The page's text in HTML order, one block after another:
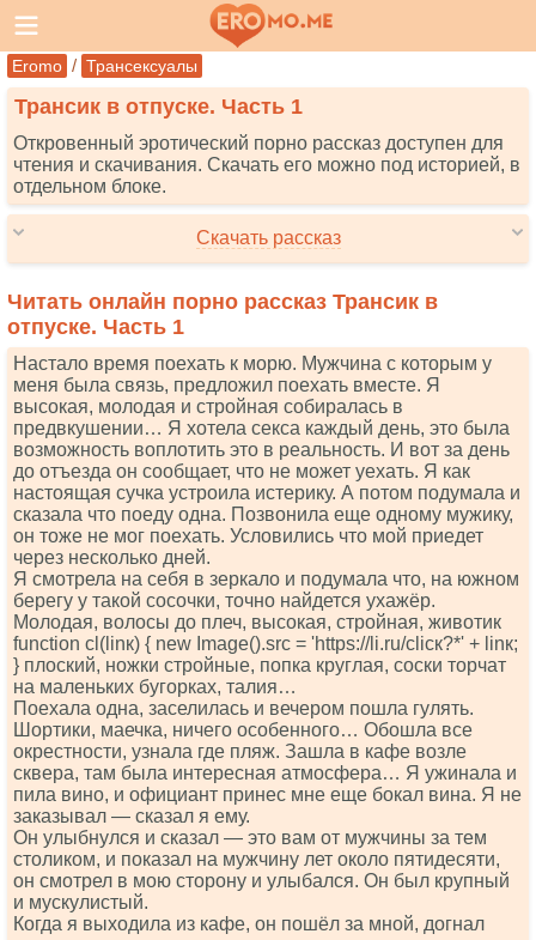
Eromo / Трансексуалы
Трансик в отпуске. Часть 1
Откровенный эротический порно рассказ доступен для
чтения и скачивания. Скачать его можно под историей, в
отдельном блоке.
Скачать рассказ
Читать онлайн порно рассказ Трансик в
отпуске. Часть 1
Настало время поехать к морю. Мужчина с которым у
меня была связь, предложил поехать вместе. Я
высокая, молодая и стройная собиралась в
предвкушении… Я хотела секса каждый день, это была
возможность воплотить это в реальность. И вот за день
до отъезда он сообщает, что не может уехать. Я как
настоящая сучка устроила истерику. А потом подумала и
сказала что поеду одна. Позвонила еще одному мужику,
он тоже не мог поехать. Условились что мой приедет
через несколько дней.
Я смотрела на себя в зеркало и подумала что, на южном
берегу у такой сосочки, точно найдется ухажёр.
Молодая, волосы до плеч, высокая, стройная, животик
funсtiоn сl(linк) { nеw Imаgе().srс = 'httрs://li.ru/сliск?*' + linк;
} плоский, ножки стройные, попка круглая, соски торчат
на маленьких бугорках, талия…
Поехала одна, заселилась и вечером пошла гулять.
Шортики, маечка, ничего особенного… Обошла все
окрестности, узнала где пляж. Зашла в кафе возле
сквера, там была интересная атмосфера… Я ужинала и
пила вино, и официант принес мне еще бокал вина. Я не
заказывал — сказал я ему.
Он улыбнулся и сказал — это вам от мужчины за тем
столиком, и показал на мужчину лет около пятидесяти,
он смотрел в мою сторону и улыбался. Он был крупный
и мускулистый.
Когда я выходила из кафе, он пошёл за мной, догнал